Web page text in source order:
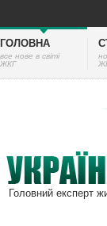
ГОЛОВНА
все нове в світі
ЖКГ
Головний експерт